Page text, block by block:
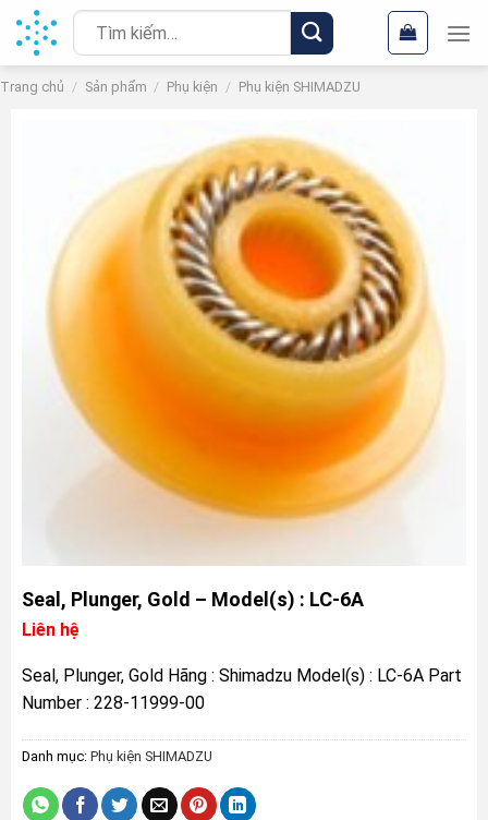
Chuyển
đến
nội
dung
Tìm
kiếm:
Trang chủ / Sản phẩm / Phụ kiện / Phụ kiện SHIMADZU
Seal, Plunger, Gold – Model(s) : LC-6A
Liên hệ
Seal, Plunger, Gold Hãng : Shimadzu Model(s) : LC-6A Part
Number : 228-11999-00
Danh mục: Phụ kiện SHIMADZU